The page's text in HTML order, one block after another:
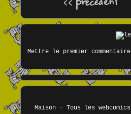
Mettre le premier commentaire
Maison- Tous les webcomics